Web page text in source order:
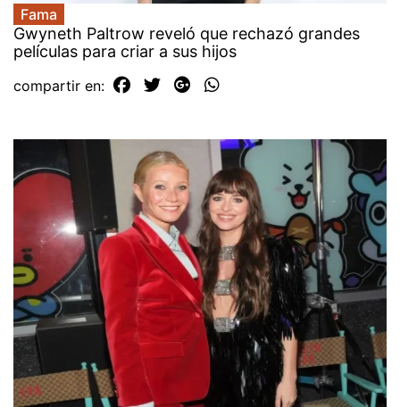
Fama
Gwyneth Paltrow reveló que rechazó grandes
películas para criar a sus hijos
compartir en: